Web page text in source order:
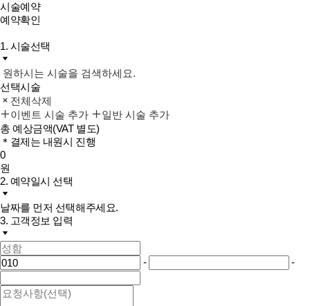
시술예약
예약확인
1. 시술선택
원하시는 시술을 검색하세요.
선택시술
전체삭제
이벤트 시술 추가
일반 시술 추가
총 예상금액(VAT 별도)
＊결제는 내원시 진행
0
원
2. 예약일시 선택
날짜를 먼저 선택해주세요.
3. 고객정보 입력
- -